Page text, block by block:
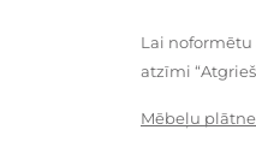
Lai noformētu
atzīmi
Mēbeļu